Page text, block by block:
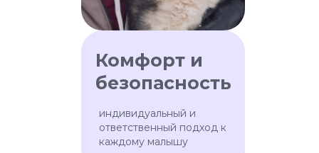
индивидуальный и
ответственный подход к
каждому малышу
Комфорт и
безопасность
ПОДОБРАТЬ НЯНЮ